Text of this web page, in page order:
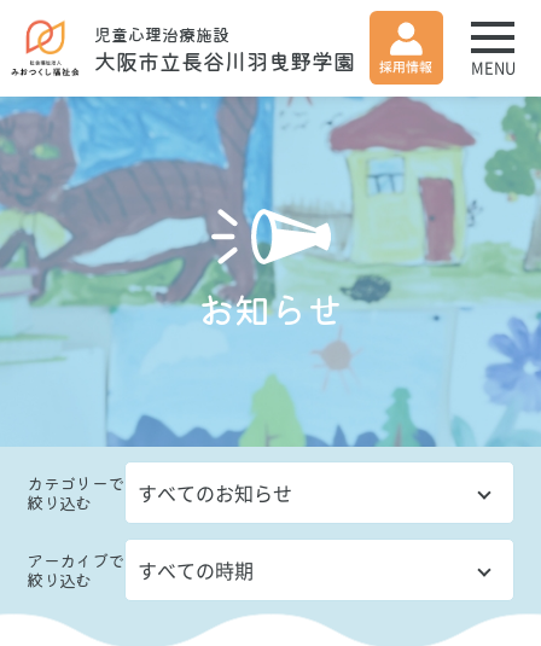
児童心理治療施設
大阪市立長谷川羽曳野学園 MENU
お知らせ
カテゴリーで
絞り込む
アーカイブで
絞り込む